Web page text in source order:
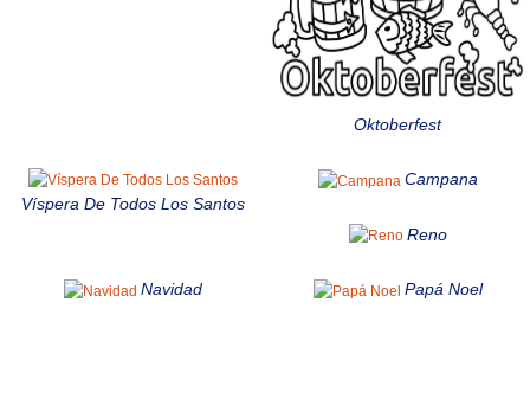
Oktoberfest
Víspera De Todos Los Santos
Campana
Reno
Navidad Papá Noel